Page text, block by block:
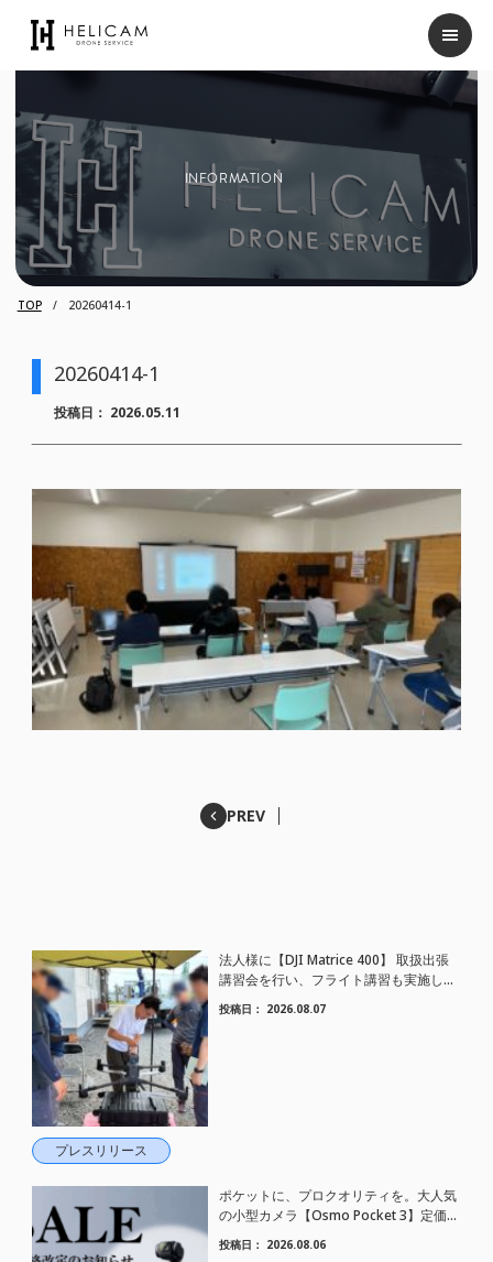
INFORMATION
TOP 20260414-1
20260414-1
投稿日： 2026.05.11
PREV
プレスリリース
法人様に【DJI Matrice 400】 取扱出張
講習会を行い、フライト講習も実施しま
した。
投稿日： 2026.08.07
ポケットに、プロクオリティを。大人気
の小型カメラ【Osmo Pocket 3】定価が
さらにお値下げされました！
投稿日： 2026.08.06